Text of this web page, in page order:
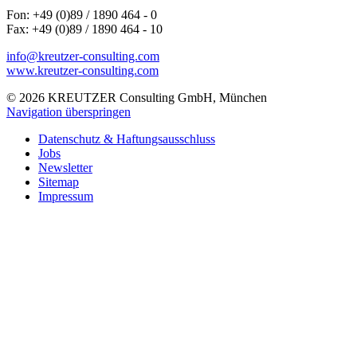
Fon: +49 (0)89 / 1890 464 - 0
Fax: +49 (0)89 / 1890 464 - 10
info@kreutzer-consulting.com
www.kreutzer-consulting.com
© 2026 KREUTZER Consulting GmbH, München
Navigation überspringen
Datenschutz & Haftungsausschluss
Jobs
Newsletter
Sitemap
Impressum